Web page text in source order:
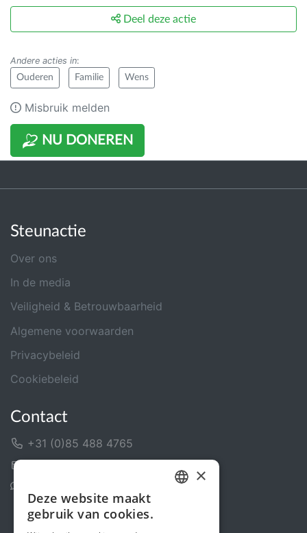
NU DONEREN
Deel deze actie
Andere acties in:
Ouderen Familie Wens
Misbruik melden
Steunactie
Over ons
In de media
Veiligheid & Betrouwbaarheid
Algemene voorwaarden
Privacybeleid
Cookiebeleid
Contact
+31 (0)85 488 4765
×
Deze website maakt
gebruik van cookies.